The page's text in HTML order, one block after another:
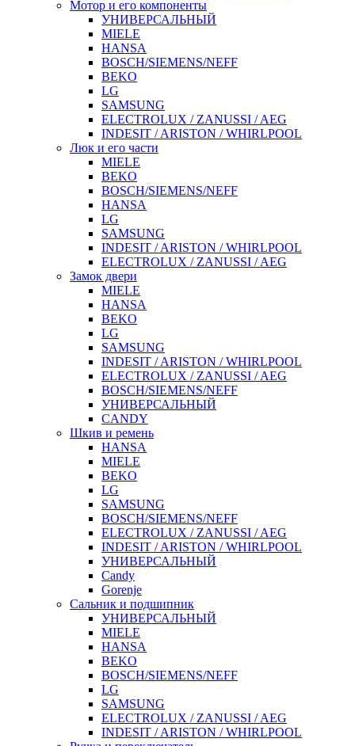
Мотор и его компоненты
УНИВЕРСАЛЬНЫЙ
MIELE
HANSA
BOSCH/SIEMENS/NEFF
BEKO
LG
SAMSUNG
ELECTROLUX / ZANUSSI / AEG
INDESIT / ARISTON / WHIRLPOOL
Люк и его части
MIELE
BEKO
BOSCH/SIEMENS/NEFF
HANSA
LG
SAMSUNG
INDESIT / ARISTON / WHIRLPOOL
ELECTROLUX / ZANUSSI / AEG
Замок двери
MIELE
HANSA
BEKO
LG
SAMSUNG
INDESIT / ARISTON / WHIRLPOOL
ELECTROLUX / ZANUSSI / AEG
BOSCH/SIEMENS/NEFF
УНИВЕРСАЛЬНЫЙ
CANDY
Шкив и ремень
HANSA
MIELE
BEKO
LG
SAMSUNG
BOSCH/SIEMENS/NEFF
ELECTROLUX / ZANUSSI / AEG
INDESIT / ARISTON / WHIRLPOOL
УНИВЕРСАЛЬНЫЙ
Candy
Gorenje
Сальник и подшипник
УНИВЕРСАЛЬНЫЙ
MIELE
HANSA
BEKO
BOSCH/SIEMENS/NEFF
LG
SAMSUNG
ELECTROLUX / ZANUSSI / AEG
INDESIT / ARISTON / WHIRLPOOL